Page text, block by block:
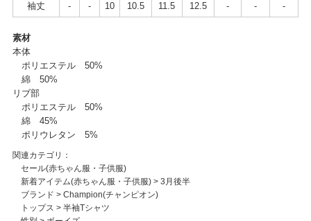
袖丈 - - 10 10.5 11.5 12.5 - - -
素材
本体
ポリエステル 50%
綿 50%
リブ部
ポリエステル 50%
綿 45%
ポリウレタン 5%
関連カテゴリ：
セール(赤ちゃん服・子供服)
新着アイテム(赤ちゃん服・子供服)> 3月後半
ブランド > Champion(チャンピオン)
トップス > 半袖Tシャツ